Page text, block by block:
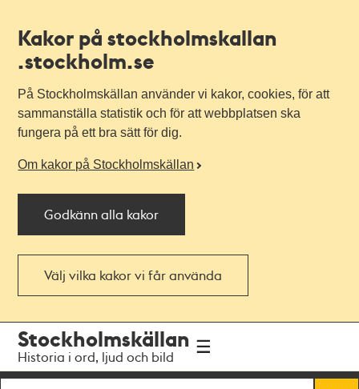
Kakor på stockholmskallan
.stockholm.se
På Stockholmskällan använder vi kakor, cookies, för att
sammanställa statistik och för att webbplatsen ska
fungera på ett bra sätt för dig.
Om kakor på Stockholmskällan
Godkänn alla kakor
Välj vilka kakor vi får använda
navigationen
huvudinnehållet
Stockholmskällan
Historia i ord, ljud och bild